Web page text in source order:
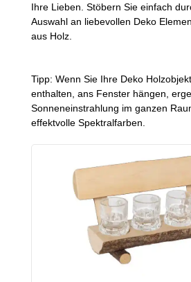
Ihre Lieben. Stöbern Sie einfach
Auswahl an liebevollen Deko
aus Holz.
Tipp: Wenn Sie Ihre Deko
enthalten, ans Fenster hängen,
Sonneneinstrahlung im ganzen
effektvolle Spektralfarben.